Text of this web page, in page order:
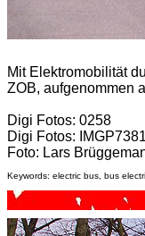
Mit Elektromobilität
ZOB, aufgenommen
Digi Fotos: 0258
Digi Fotos:
Foto: Lars
Keywords: electric bus, bus